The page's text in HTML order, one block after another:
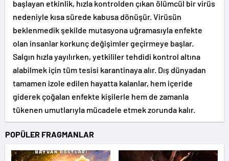
başlayan etkinlik, hızla kontrolden çıkan ölümcül bir virüs
nedeniyle kısa sürede kabusa dönüşür. Virüsün
beklenmedik şekilde mutasyona uğramasıyla enfekte
olan insanlar korkunç değişimler geçirmeye başlar.
Salgın hızla yayılırken, yetkililer tehdidi kontrol altına
alabilmek için tüm tesisi karantinaya alır. Dış dünyadan
tamamen izole edilen hayatta kalanlar, hem içeride
giderek çoğalan enfekte kişilerle hem de zamanla
tükenen umutlarıyla mücadele etmek zorunda kalır.
POPÜLER FRAGMANLAR